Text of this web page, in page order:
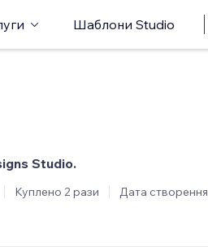
Шаблони Studio
Studio.
Куплено 2 рази Дата створення